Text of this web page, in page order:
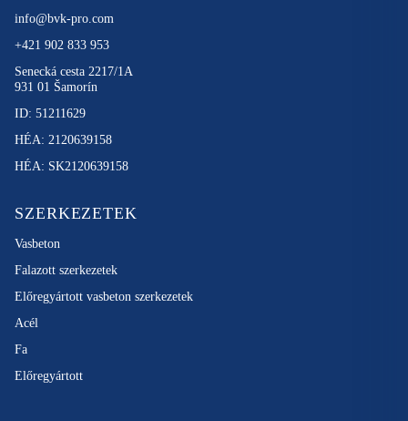
info@bvk-pro.com
+421 902 833 953
Senecká cesta 2217/1A
931 01 Šamorín
ID: 51211629
HÉA: 2120639158
HÉA: SK2120639158
SZERKEZETEK
Vasbeton
Falazott szerkezetek
Előregyártott vasbeton szerkezetek
Acél
Fa
Előregyártott